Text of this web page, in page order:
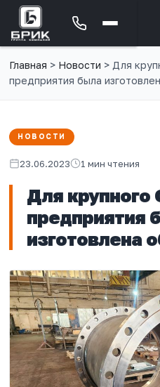
Главная > Новости > Для
предприятия была
НОВОСТИ
23.06.2023 1 мин чтения
Для крупного
предприятия
изготовлена